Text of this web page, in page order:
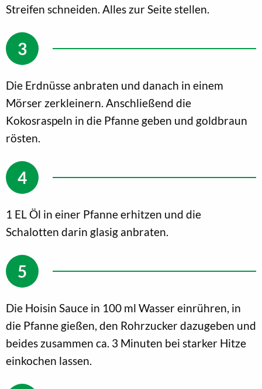
Streifen schneiden. Alles zur Seite stellen.
Die Erdnüsse anbraten und danach in einem
Mörser zerkleinern. Anschließend die
Kokosraspeln in die Pfanne geben und goldbraun
rösten.
1 EL Öl in einer Pfanne erhitzen und die
Schalotten darin glasig anbraten.
Die Hoisin Sauce in 100 ml Wasser einrühren, in
die Pfanne gießen, den Rohrzucker dazugeben und
beides zusammen ca. 3 Minuten bei starker Hitze
einkochen lassen.